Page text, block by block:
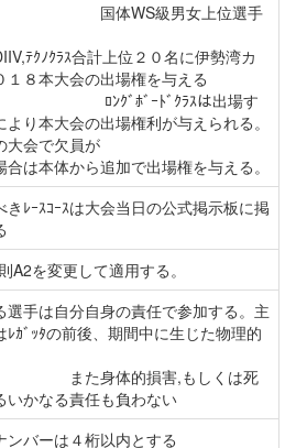
WS級男女上位選手
ﾃｸﾉｸﾗｽ合計上位２０名に伊勢湾カ
１８本大会の出場権を与える
ﾎﾞｰﾄﾞｸﾗｽは出場す
より本大会の出場権利が与えられる。
大会で欠員が
合は本体から追加で出場権を与える。
きﾚｰｽｺｰｽは大会当日の公式掲示板に掲
A2を変更して適用する。
選手は自分自身の責任で参加する。主
ﾚｶﾞｯﾀの前後、期間中に生じた物理的
身体的損害,もしくは死
いかなる責任も負わない
ンバーは４桁以内とする